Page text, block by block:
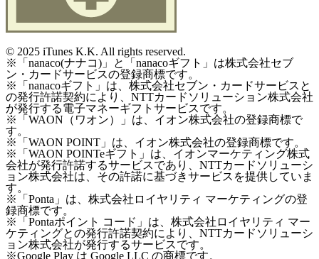
© 2025 iTunes K.K. All rights reserved.
※「nanaco(ナナコ)」と「nanacoギフト」は株式会社セブ
ン・カードサービスの登録商標です。
※「nanacoギフト」は、株式会社セブン・カードサービスと
の発行許諾契約により、NTTカードソリューション株式会社
が発行する電子マネーギフトサービスです。
※「WAON（ワオン）」は、イオン株式会社の登録商標で
す。
※「WAON POINT」は、イオン株式会社の登録商標です。
※「WAON POINTeギフト」は、イオンマーケティング株式
会社が発行許諾するサービスであり、NTTカードソリューシ
ョン株式会社は、その許諾に基づきサービスを提供していま
す。
※「Ponta」は、株式会社ロイヤリティ マーケティングの登
録商標です。
※「Pontaポイント コード」は、株式会社ロイヤリティ マー
ケティングとの発行許諾契約により、NTTカードソリューシ
ョン株式会社が発行するサービスです。
※Google Play は Google LLC の商標です。